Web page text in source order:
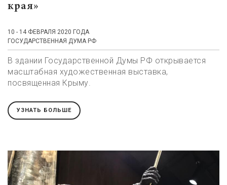
края»
10 - 14 ФЕВРАЛЯ 2020 ГОДА
ГОСУДАРСТВЕННАЯ ДУМА РФ
В здании Государственной Думы РФ открывается
масштабная художественная выставка,
посвященная Крыму.
УЗНАТЬ БОЛЬШЕ